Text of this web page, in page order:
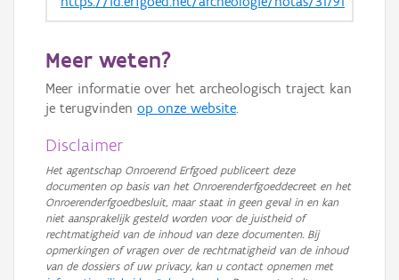
Meer weten?
Meer informatie over het archeologisch traject kan
je terugvinden op onze website.
Disclaimer
Het agentschap Onroerend Erfgoed publiceert deze
documenten op basis van het Onroerenderfgoeddecreet en het
Onroerenderfgoedbesluit, maar staat in geen geval in en kan
niet aansprakelijk gesteld worden voor de juistheid of
rechtmatigheid van de inhoud van deze documenten. Bij
opmerkingen of vragen over de rechtmatigheid van de inhoud
van de dossiers of uw privacy, kan u contact opnemen met